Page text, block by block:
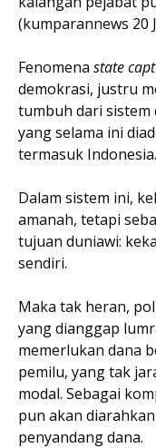
(kumparannews 20
Fenomena state
demokrasi, justru
tumbuh dari
yang selama ini
termasuk Indonesia.
Dalam sistem ini,
amanah, tetapi
tujuan duniawi:
sendiri.
Maka tak heran,
yang dianggap
memerlukan dana
pemilu, yang tak
modal. Sebagai
pun akan
penyandang dana.